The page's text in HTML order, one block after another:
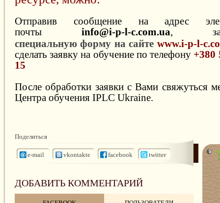
Отправив сообщение на адрес
почты
info@i-p-l-c.com.ua,
специальную форму на сайте www.i-p-l-
сделать заявку на обучение по телефону +380
15
После обработки заявки с Вами свяжуться
Центра обучения IPLC Ukraine.
Поделиться
e-mail vkontakte facebook twitter
ДОБАВИТЬ КОММЕНТАРИЙ